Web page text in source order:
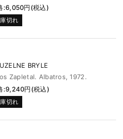
:6,050円(税込)
切れ
BRYLE
Zapletal. Albatros, 1972.
:9,240円(税込)
切れ